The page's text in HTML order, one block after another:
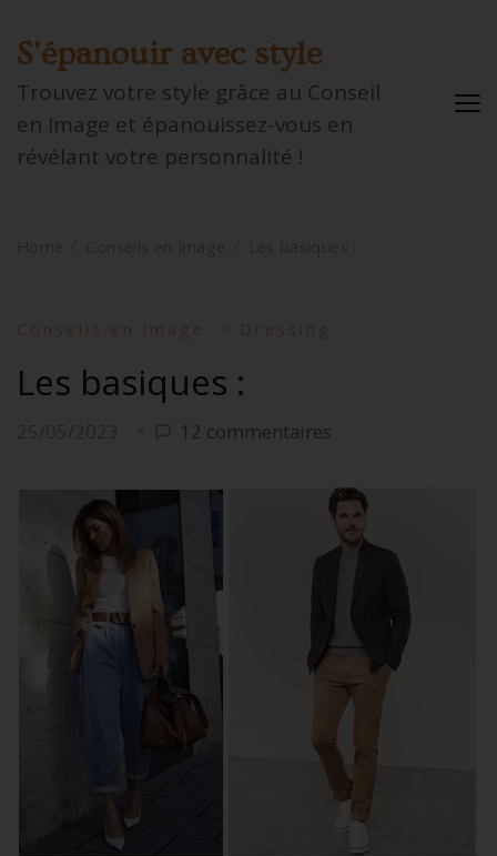
S'épanouir avec style
Trouvez votre style grâce au Conseil
en Image et épanouissez-vous en
révélant votre personnalité !
Conseils en Image Dressing
Les basiques :
12 commentaires
basiques :